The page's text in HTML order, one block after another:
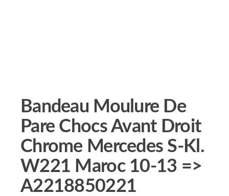
Bandeau Moulure De
Pare Chocs Avant Droit
Chrome Mercedes S-Kl.
W221 Maroc 10-13 =>
A2218850221